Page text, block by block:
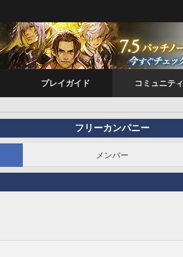
プレイガイド コミュニティ
フリーカンパニー
メンバー